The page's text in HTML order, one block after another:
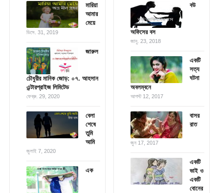
মারিয়া
আমার
মেয়ে
ডিসে. 31, 2019
জারুল
চৌধুরীর মানিক জোড়: ০৭. আহসান
এন্টারপ্রাইজ লিমিটেড
ফেব্রু. 29, 2020
বেলা
শেষে
তুমি
আমি
জুলাই 7, 2020
এক
বউ
অফিসের বস
জানু. 23, 2018
একটি
সত্য
ঘটনা
অবলম্বনে
আগস্ট 12, 2017
বাসর
রাত
জুন 17, 2017
একটি
ভাই ও
একটি
বোনের